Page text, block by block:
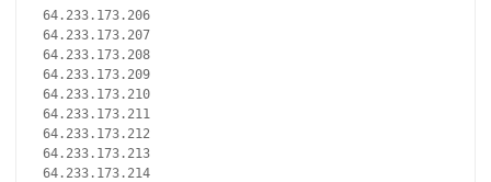
64.233.173.206
64.233.173.207
64.233.173.208
64.233.173.209
64.233.173.210
64.233.173.211
64.233.173.212
64.233.173.213
64.233.173.214